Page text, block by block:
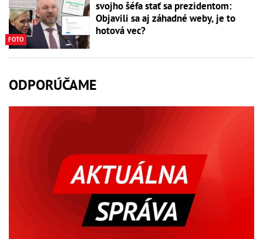
FOTO
svojho šéfa stať sa prezidentom:
Objavili sa aj záhadné weby, je to
hotová vec?
ODPORÚČAME